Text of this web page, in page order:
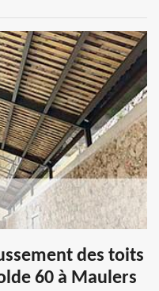
des toits
60 à Maulers